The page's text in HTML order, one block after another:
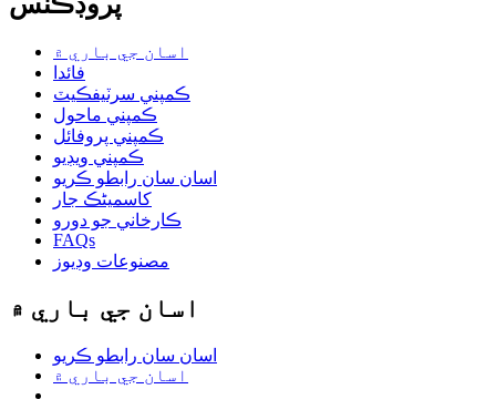
اسان جي باري ۾
فائدا
ڪمپني سرٽيفڪيٽ
ڪمپني ماحول
ڪمپني پروفائل
ڪمپني ويڊيو
اسان سان رابطو ڪريو
کاسمیٹڪ جار
ڪارخاني جو دورو
FAQs
مصنوعات وڊيوز
اسان جي باري ۾
اسان سان رابطو ڪريو
اسان جي باري ۾